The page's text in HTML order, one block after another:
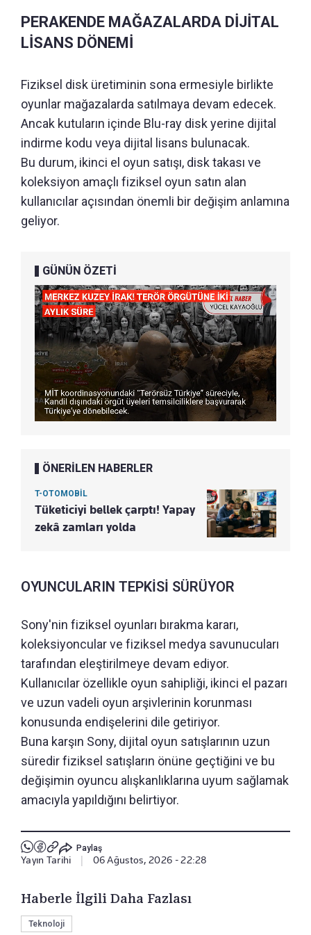
PERAKENDE MAĞAZALARDA DİJİTAL
LİSANS DÖNEMİ
Fiziksel disk üretiminin sona ermesiyle birlikte
oyunlar mağazalarda satılmaya devam edecek.
Ancak kutuların içinde Blu-ray disk yerine dijital
indirme kodu veya dijital lisans bulunacak.
Bu durum, ikinci el oyun satışı, disk takası ve
koleksiyon amaçlı fiziksel oyun satın alan
kullanıcılar açısından önemli bir değişim anlamına
geliyor.
GÜNÜN ÖZETİ
ÖNERİLEN HABERLER
T-OTOMOBİL
Tüketiciyi bellek çarptı! Yapay
zekâ zamları yolda
OYUNCULARIN TEPKİSİ SÜRÜYOR
Sony'nin fiziksel oyunları bırakma kararı,
koleksiyoncular ve fiziksel medya savunucuları
tarafından eleştirilmeye devam ediyor.
Kullanıcılar özellikle oyun sahipliği, ikinci el pazarı
ve uzun vadeli oyun arşivlerinin korunması
konusunda endişelerini dile getiriyor.
Buna karşın Sony, dijital oyun satışlarının uzun
süredir fiziksel satışların önüne geçtiğini ve bu
değişimin oyuncu alışkanlıklarına uyum sağlamak
amacıyla yapıldığını belirtiyor.
Paylaş
Yayın Tarihi 06 Ağustos, 2026 - 22:28
Haberle İlgili Daha Fazlası
Teknoloji